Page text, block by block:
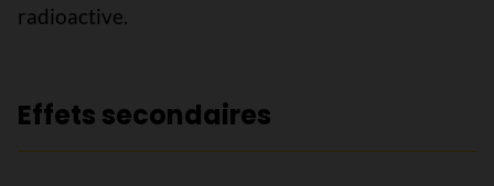
radioactive.
Effets secondaires